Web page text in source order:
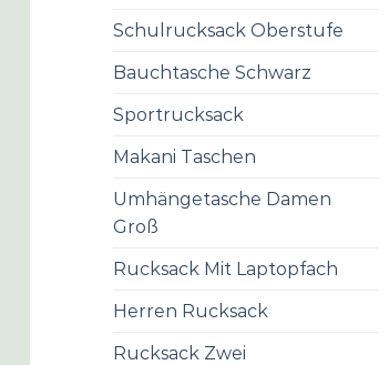
Schulrucksack Oberstufe
Bauchtasche Schwarz
Sportrucksack
Makani Taschen
Umhängetasche Damen
Groß
Rucksack Mit Laptopfach
Herren Rucksack
Rucksack Zwei